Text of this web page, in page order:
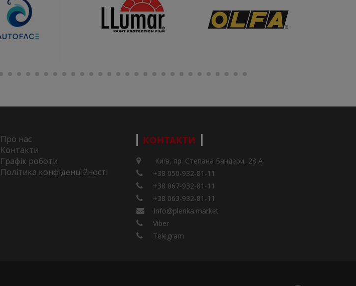
Про нас
Контакти
Графік роботи
Політика конфіденційності
КОНТАКТИ
Київ, пр. Степана Бандери, 28 А
+38 050-932-81-11
+38 067-932-81-11
+38 063-932-81-11
info@plenka.market
Viber
Telegram